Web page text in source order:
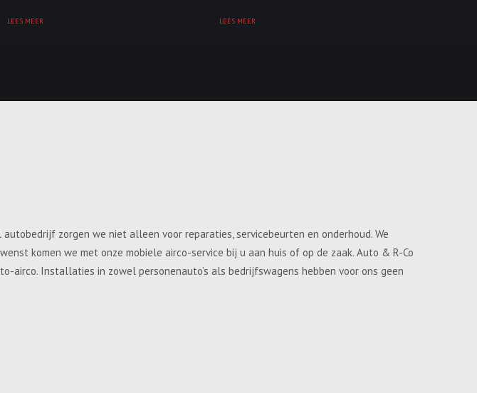
LEES MEER LEES MEER
zorgen we niet alleen voor reparaties, servicebeurten en onderhoud. We
komen we met onze mobiele airco-service bij u aan huis of op de zaak. Auto & R-Co
Installaties in zowel personenauto’s als bedrijfswagens hebben voor ons geen